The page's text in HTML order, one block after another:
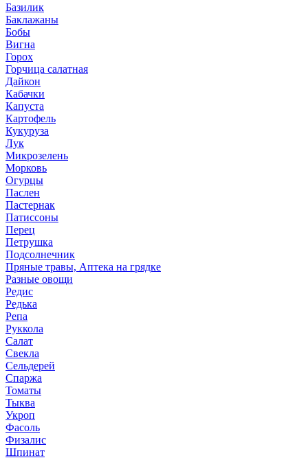
Базилик
Баклажаны
Бобы
Вигна
Горох
Горчица салатная
Дайкон
Кабачки
Капуста
Картофель
Кукуруза
Лук
Микрозелень
Морковь
Огурцы
Паслен
Пастернак
Патиссоны
Перец
Петрушка
Подсолнечник
Пряные травы, Аптека на грядке
Разные овощи
Редис
Редька
Репа
Руккола
Салат
Свекла
Сельдерей
Спаржа
Томаты
Тыква
Укроп
Фасоль
Физалис
Шпинат